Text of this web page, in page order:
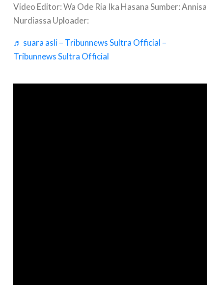
Video Editor: Wa Ode Ria Ika Hasana Sumber: Annisa
Nurdiassa Uploader:
♬ suara asli – Tribunnews Sultra Official –
Tribunnews Sultra Official